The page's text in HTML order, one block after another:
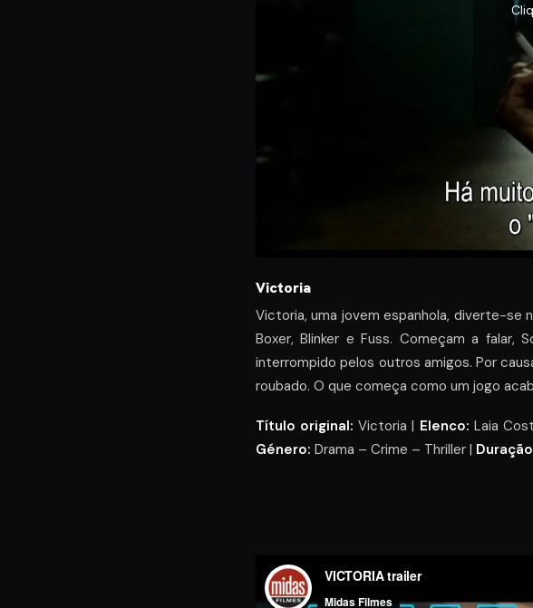
Victoria
Victoria, uma jovem espanhola, diverte-se
Boxer, Blinker e Fuss. Começam a
interrompido pelos outros amigos. Por
roubado. O que começa como um jogo
Título original: Victoria | Elenco: Laia
Género: Drama – Crime – Thriller |